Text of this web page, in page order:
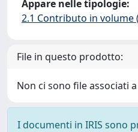
Appare nelle tipologie:
2.1 Contributo in volume
File in questo prodotto:
Non ci sono file associati
I documenti in IRIS sono